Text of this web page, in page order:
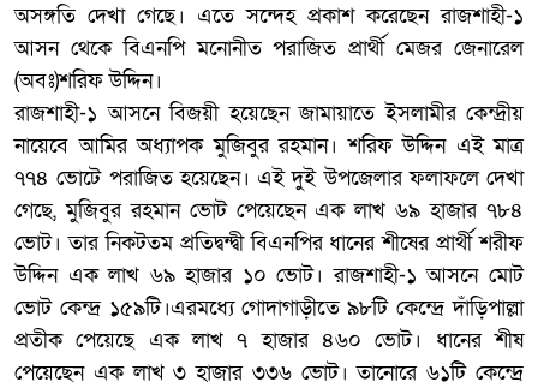
অসঙ্গতি দেখা গেছে। এতে সন্দেহ প্রকাশ করেছেন রাজশাহী-১
আসন থেকে বিএনপি মনোনীত পরাজিত প্রার্থী মেজর জেনারেল
(অবঃ)শরিফ উদ্দিন।
রাজশাহী-১ আসনে বিজয়ী হয়েছেন জামায়াতে ইসলামীর কেন্দ্রীয়
নায়েবে আমির অধ্যাপক মুজিবুর রহমান। শরিফ উদ্দিন এই মাত্র
৭৭৪ ভোটে পরাজিত হয়েছেন। এই দুই উপজেলার ফলাফলে দেখা
গেছে, মুজিবুর রহমান ভোট পেয়েছেন এক লাখ ৬৯ হাজার ৭৮৪
ভোট। তার নিকটতম প্রতিদ্বন্দ্বী বিএনপির ধানের শীষের প্রার্থী শরীফ
উদ্দিন এক লাখ ৬৯ হাজার ১০ ভোট। রাজশাহী-১ আসনে মোট
ভোট কেন্দ্র ১৫৯টি।এরমধ্যে গোদাগাড়ীতে ৯৮টি কেন্দ্রে দাঁড়িপাল্লা
প্রতীক পেয়েছে এক লাখ ৭ হাজার ৪৬০ ভোট। ধানের শীষ
পেয়েছেন এক লাখ ৩ হাজার ৩৩৬ ভোট। তানোরে ৬১টি কেন্দ্রে